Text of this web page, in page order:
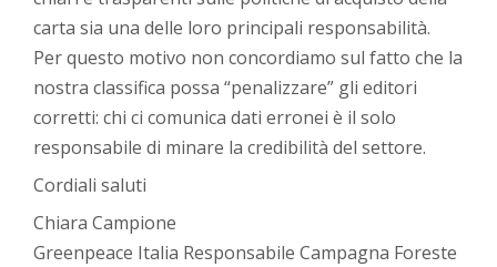
carta sia una delle loro principali responsabilità.
Per questo motivo non concordiamo sul fatto che la
nostra classifica possa “penalizzare” gli editori
corretti: chi ci comunica dati erronei è il solo
responsabile di minare la credibilità del settore.
Cordiali saluti
Chiara Campione
Greenpeace Italia Responsabile Campagna Foreste